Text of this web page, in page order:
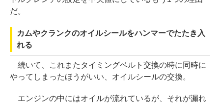
だ。
カムやクランクのオイルシールをハンマーでたたき入
れる
続いて、これまたタイミングベルト交換の時に同時に
やってしまったほうがいい、オイルシールの交換。
エンジンの中にはオイルが流れているが、それが漏れ